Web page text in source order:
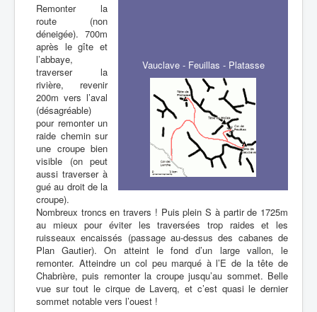
Vauclave - Feuillas - Platasse
Remonter la
route (non
déneigée). 700m
après le gîte et
l’abbaye,
traverser la
rivière, revenir
200m vers l’aval
(désagréable)
pour remonter un
raide chemin sur
une croupe bien
visible (on peut
aussi traverser à
gué au droit de la
croupe).
Nombreux troncs en travers ! Puis plein S à partir de 1725m
au mieux pour éviter les traversées trop raides et les
ruisseaux encaissés (passage au-dessus des cabanes de
Plan Gautier). On atteint le fond d’un large vallon, le
remonter. Atteindre un col peu marqué à l’E de la tête de
Chabrière, puis remonter la croupe jusqu’au sommet. Belle
vue sur tout le cirque de Laverq, et c’est quasi le dernier
sommet notable vers l’ouest !